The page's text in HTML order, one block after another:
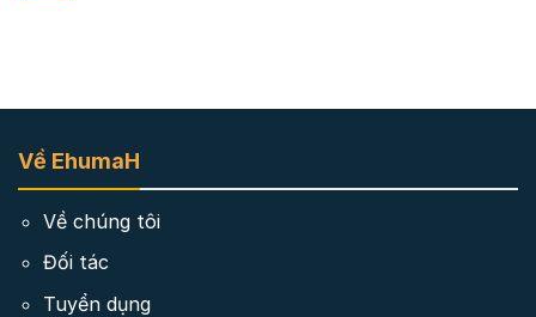
Về EhumaH
Về chúng tôi
Đối tác
Tuyển dụng